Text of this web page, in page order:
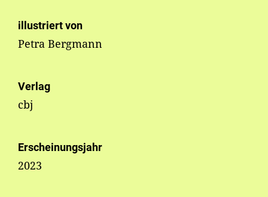
illustriert von
Petra Bergmann
Verlag
cbj
Erscheinungsjahr
2023